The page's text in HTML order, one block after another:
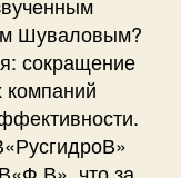
Шуваловым?
сокращение
что за